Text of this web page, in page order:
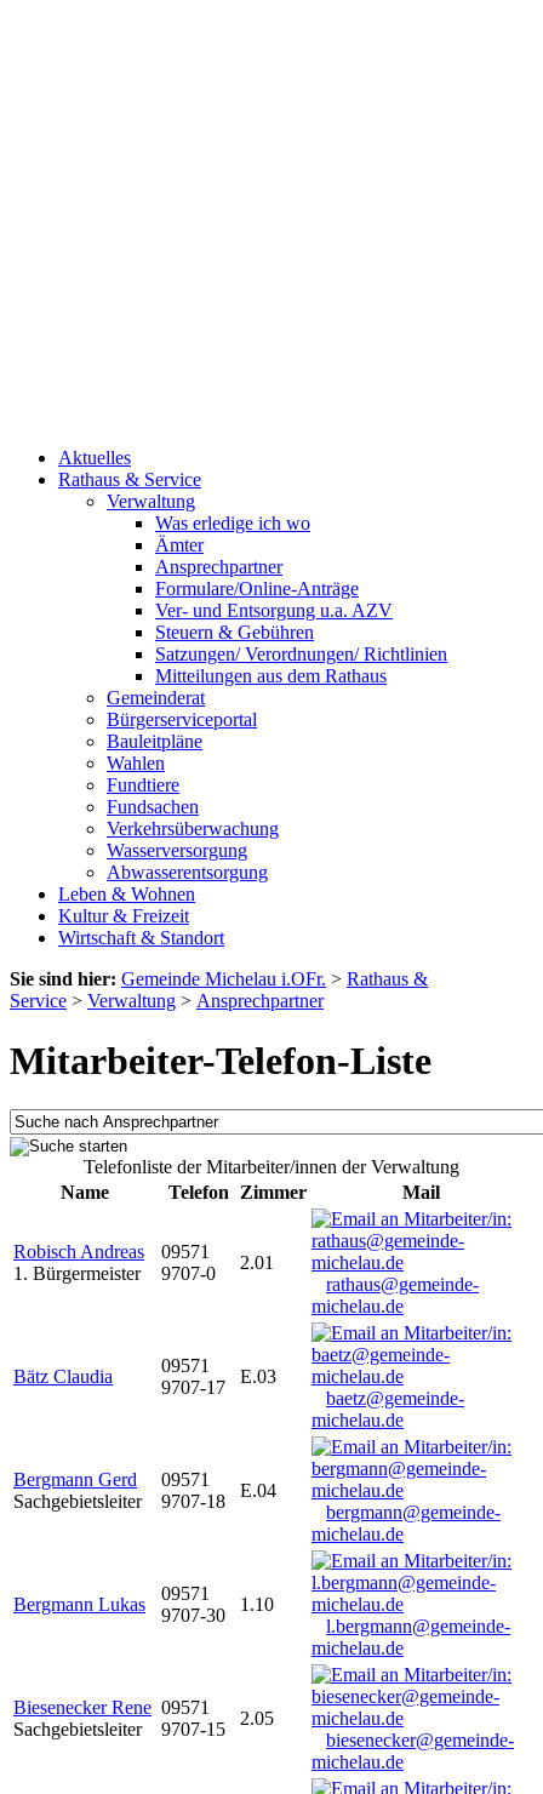
Aktuelles
Rathaus & Service
Verwaltung
Was erledige ich wo
Ämter
Ansprechpartner
Formulare/Online-Anträge
Ver- und Entsorgung u.a. AZV
Steuern & Gebühren
Satzungen/ Verordnungen/ Richtlinien
Mitteilungen aus dem Rathaus
Gemeinderat
Bürgerserviceportal
Bauleitpläne
Wahlen
Fundtiere
Fundsachen
Verkehrsüberwachung
Wasserversorgung
Abwasserentsorgung
Leben & Wohnen
Kultur & Freizeit
Wirtschaft & Standort
Sie sind hier: Gemeinde Michelau i.OFr. > Rathaus &
Service > Verwaltung > Ansprechpartner
Mitarbeiter-Telefon-Liste
Telefonliste der Mitarbeiter/innen der Verwaltung
Name
Telefon Zimmer Mail
Robisch Andreas
1. Bürgermeister
09571
9707-0
2.01
rathaus@gemeinde-
michelau.de
Bätz Claudia
09571
9707-17
E.03
baetz@gemeinde-
michelau.de
Bergmann Gerd
Sachgebietsleiter
09571
9707-18
E.04
bergmann@gemeinde-
michelau.de
Bergmann Lukas
09571
9707-30
1.10
l.bergmann@gemeinde-
michelau.de
Biesenecker Rene
Sachgebietsleiter
09571
9707-15
2.05
biesenecker@gemeinde-
michelau.de